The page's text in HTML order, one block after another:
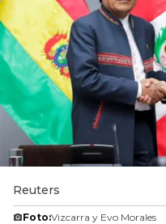
Reuters
Foto:Vizcarra y Evo Morales